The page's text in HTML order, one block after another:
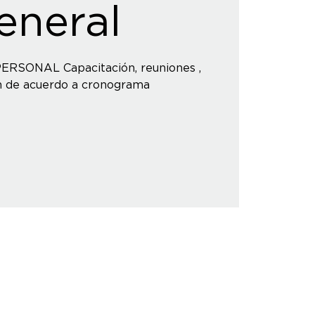
Capacitación, reuniones ,
de acuerdo a cronograma